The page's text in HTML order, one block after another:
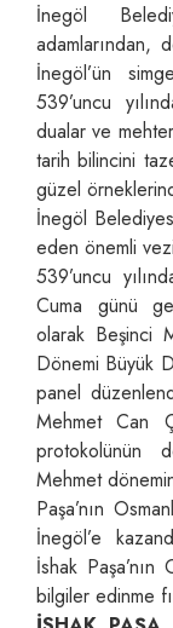
İnegöl
adamlarından,
İnegöl’ün
539’uncu
dualar ve
tarih bilincini
güzel
İnegöl
eden önemli
539’uncu
Cuma günü
olarak Beşinci
Dönemi Büyük
panel
Mehmet Can
protokolünün
Mehmet
Paşa’nın
İnegöl’e
İshak
bilgiler edinme